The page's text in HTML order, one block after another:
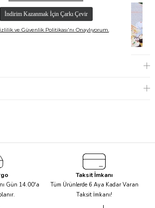
katacaktır!
ve geçici dövmelerle
dikkat çekici bir
Akrobat Kart Atlı Karınca Kart,
kartlarından birini seçerek sevdiklerinize
Gün 14.00'a
Taksit İmkanı
Tüm Ürünlerde 6 Aya Kadar Varan
Taksit İmkanı!